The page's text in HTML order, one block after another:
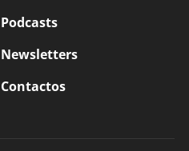
Podcasts
Newsletters
Contactos